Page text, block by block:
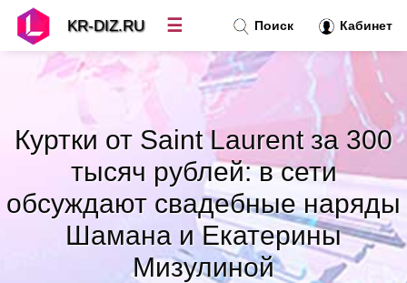
Куртки от Saint Laurent за 300
тысяч рублей: в сети
обсуждают свадебные наряды
Шамана и Екатерины
Мизулиной
Поиск Кабинет
KR-DIZ.RU ☰
Топ новостей
Рубрики»